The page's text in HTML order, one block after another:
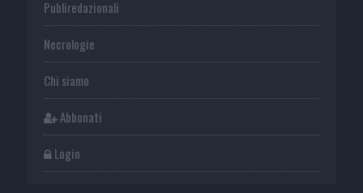
Publiredazionali
Necrologie
Chi siamo
Abbonati
Login